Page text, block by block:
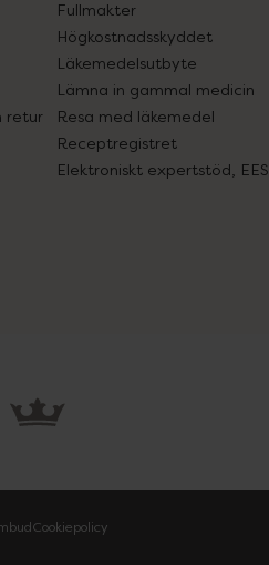
retur
Fullmakter
Högkostnadsskyddet
Läkemedelsutbyte
Lämna in gammal medicin
Resa med läkemedel
Receptregistret
Elektroniskt expertstöd, EES
Cookiepolicy